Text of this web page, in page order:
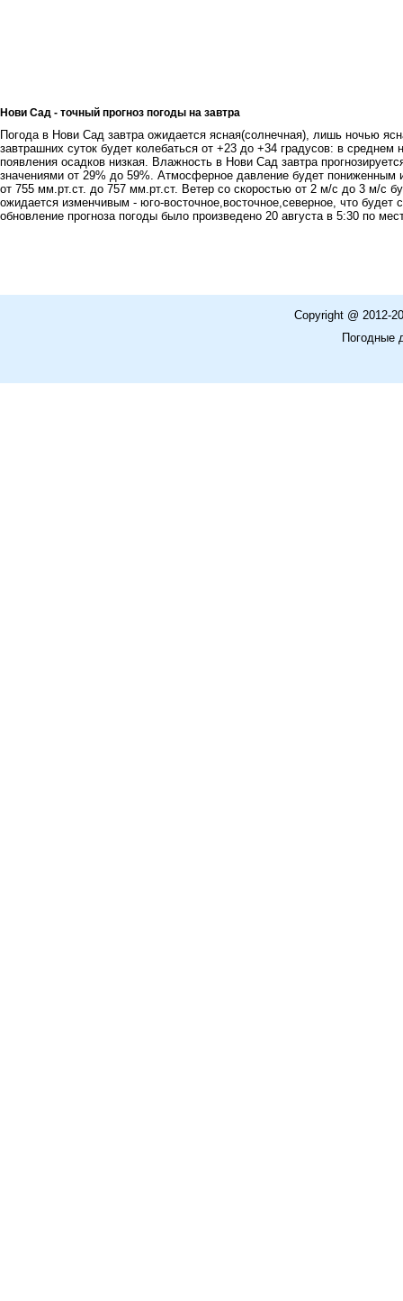
Нови Сад - точный прогноз погоды на завтра
Погода в Нови Сад завтра ожидается ясная(солнечная), лишь ночью
завтрашних суток будет колебаться от +23 до +34 градусов: в
появления осадков низкая. Влажность в Нови Сад завтра
значениями от 29% до 59%. Атмосферное давление будет пониженным
от 755 мм.рт.ст. до 757 мм.рт.ст. Ветер со скоростью от 2 м/с до 3 м/c
ожидается изменчивым - юго-восточное,восточное,северное, что будет
обновление прогноза погоды было произведено 20 августа в 5:30 по
Copyright @ 2012-
Погодные